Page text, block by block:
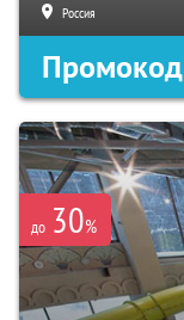
Россия
Промокод
до 30%